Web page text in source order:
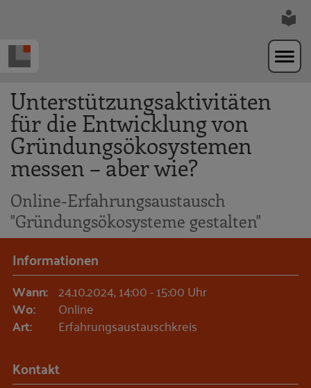
Unterstützungsaktivitäten
für die Entwicklung von
Gründungsökosystemen
messen – aber wie?
Online-Erfahrungsaustausch
"Gründungsökosysteme gestalten"
Informationen
Wann: 24.10.2024, 14:00 - 15:00 Uhr
Wo: Online
Art: Erfahrungsaustauschkreis
Kontakt